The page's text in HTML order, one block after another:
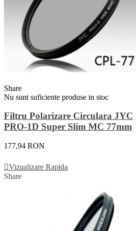
Share
Nu sunt suficiente produse in stoc
Filtru Polarizare Circulara JYC
PRO-1D Super Slim MC 77mm
177,94 RON
Vizualizare Rapida
Share